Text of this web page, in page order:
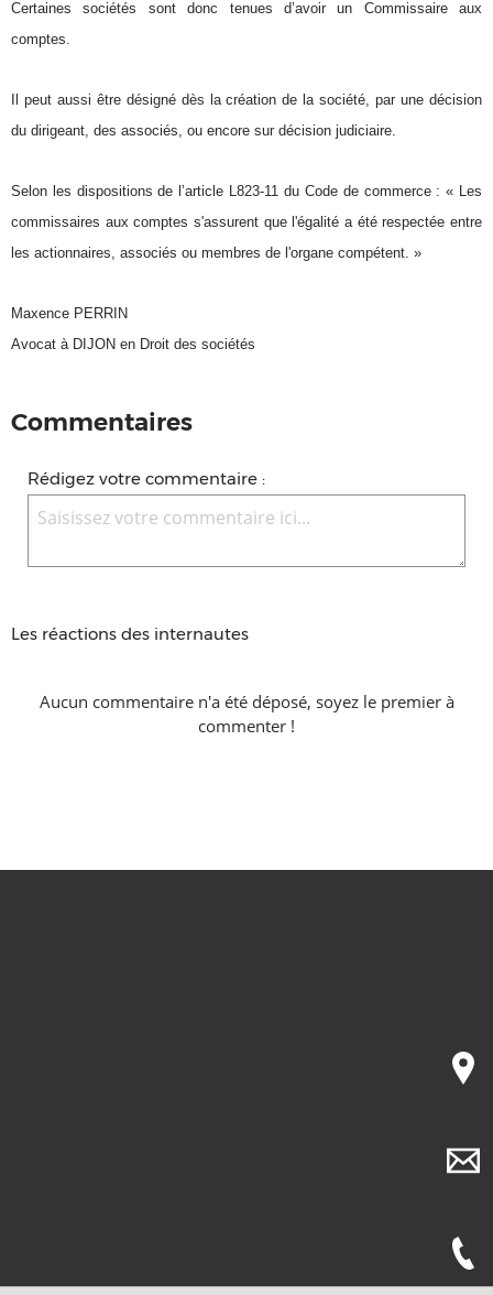
Certaines sociétés sont donc tenues d’avoir un Commissaire aux
comptes.
Il peut aussi être désigné dès la création de la société, par une décision
du dirigeant, des associés, ou encore sur décision judiciaire.
Selon les dispositions de l’article L823-11 du Code de commerce : « Les
commissaires aux comptes s'assurent que l'égalité a été respectée entre
les actionnaires, associés ou membres de l'organe compétent. »
Maxence PERRIN
Avocat à DIJON en Droit des sociétés
Commentaires
Rédigez votre commentaire :
Les réactions des internautes
Aucun commentaire n'a été déposé, soyez le premier à
commenter !